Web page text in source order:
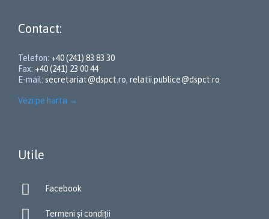
Contact:
Telefon: +40 (241) 83 83 30
Fax: +40 (241) 23 00 44
E-mail: secretariat@dspct.ro, relatii.publice@dspct.ro
Vezi pe harta →
Utile
 Facebook
 Termeni și condiții